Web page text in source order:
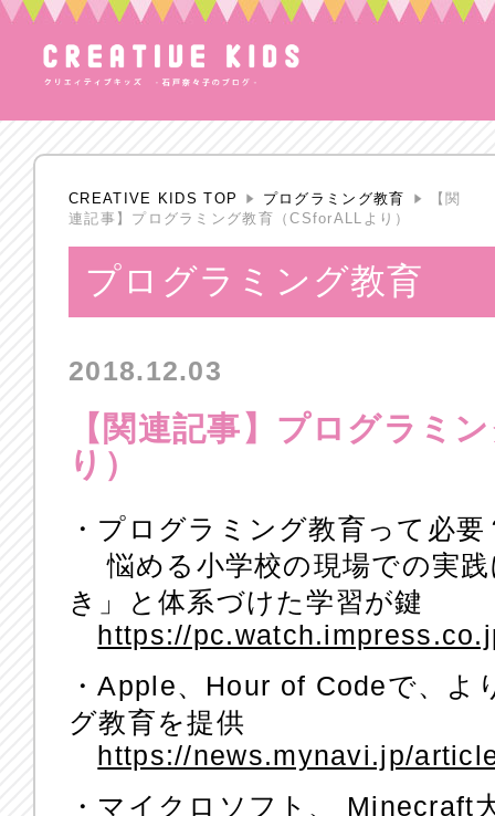
CREATIVE KIDS TOP プログラミング教育
【関
連記事】プログラミング教育（CSforALLより）
プログラミング教育
2018.12.03
【関連記事】プログラミ
り）
・プログラミング教育って必
悩める小学校の現場での実践
き」と体系づけた学習が鍵
https://
・Apple、Hour of Codeで、よ
グ教育を提供
https://news.mynavi.jp/
・マイクロソフト、 Minecraft